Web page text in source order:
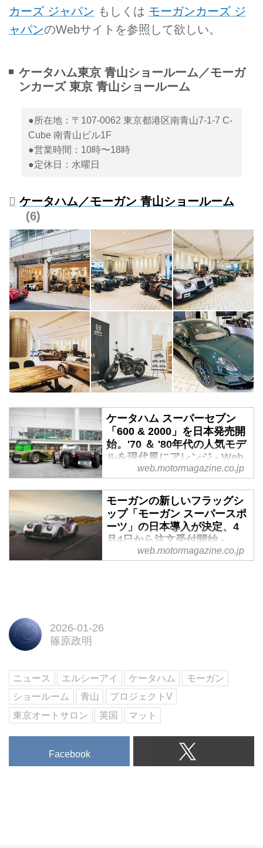
カーズ ジャパン もしくは モーガンカーズ ジ
ャパンのWebサイトを参照して欲しい。
ケータハム東京 青山ショールーム／モーガ
ンカーズ 東京 青山ショールーム
●所在地：〒107-0062 東京都港区南青山7-1-7 C-
Cube 南青山ビル1F
●営業時間：10時〜18時
●定休日：水曜日
ケータハム／モーガン 青山ショールーム
6
ケータハム スーパーセブン
「600 & 2000」を日本発売開
始。'70 ＆ '80年代の人気モデ
ルを現代風にアレンジ - Web
モーターマガジン
ケータハムカーズ・ジャパン（エ
スシーアイ）は、2024年6月21日
（金）より、スーパーセブンの新
型モデルとなる、「スーパーセブ
ン 600」と「スーパーセブン
2000」の販売を開始する。
web.motormagazine.co.jp
モーガンの新しいフラッグシ
ップ「モーガン スーパースポ
ーツ」の日本導入が決定、4
月4日から注文受付開始 -
Webモーターマガジン
2025年秋頃開始されるという。
車両価格は2310万円（税込み）
から。
web.motormagazine.co.jp
2026-01-26
篠原政明
ニュース エルシーアイ ケータハム
モーガン
ショールーム
青山
プロジェクトV
東京オートサロン
英国 マット
Facebook